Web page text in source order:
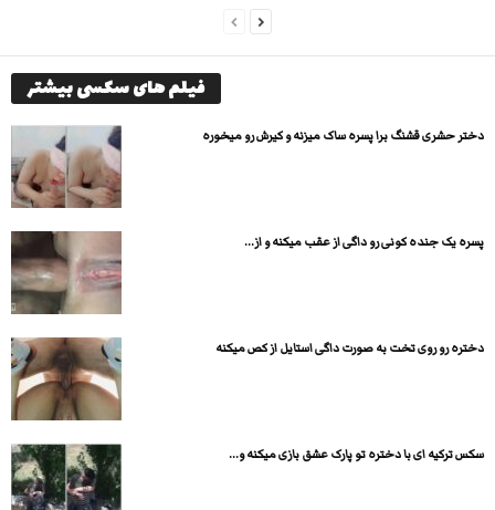
فیلم های سکسی بیشتر
دختر حشری قشنگ برا پسره ساک میزنه و کیرش رو میخوره
پسره یک جنده کونی رو داگی از عقب میکنه و از...
دختره رو روی تخت به صورت داگی استایل از کص میکنه
سکس ترکیه ای با دختره تو پارک عشق بازی میکنه و...